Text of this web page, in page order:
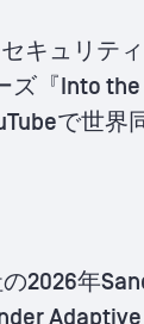
セキュリテ
『Into the
で世界
2026年